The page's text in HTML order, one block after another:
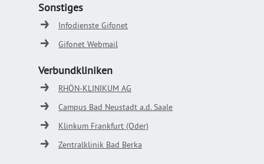
Sonstiges
Infodienste Gifonet
Gifonet Webmail
Verbundkliniken
RHÖN-KLINIKUM AG
Campus Bad Neustadt a.d. Saale
Klinkum Frankfurt (Oder)
Zentralklinik Bad Berka